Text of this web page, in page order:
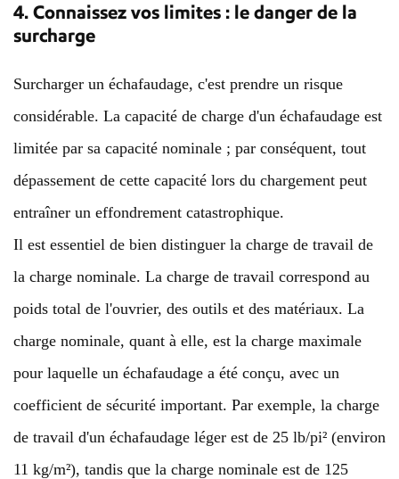
4. Connaissez vos limites : le danger de la
surcharge
Surcharger un échafaudage, c'est prendre un risque
considérable. La capacité de charge d'un échafaudage est
limitée par sa capacité nominale ; par conséquent, tout
dépassement de cette capacité lors du chargement peut
entraîner un effondrement catastrophique.
Il est essentiel de bien distinguer la charge de travail de
la charge nominale. La charge de travail correspond au
poids total de l'ouvrier, des outils et des matériaux. La
charge nominale, quant à elle, est la charge maximale
pour laquelle un échafaudage a été conçu, avec un
coefficient de sécurité important. Par exemple, la charge
de travail d'un échafaudage léger est de 25 lb/pi² (environ
11 kg/m²), tandis que la charge nominale est de 125